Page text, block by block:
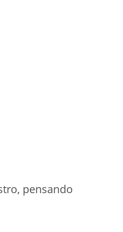
pensando